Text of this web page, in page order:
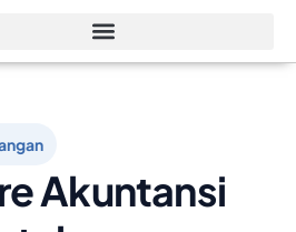
Akuntansi